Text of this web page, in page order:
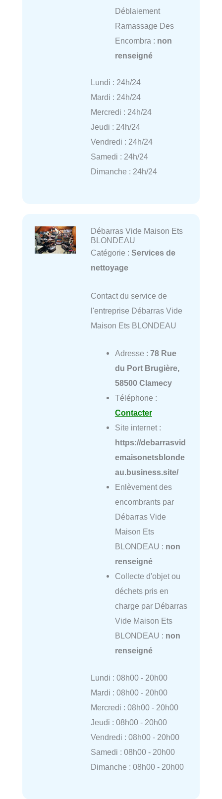
Déblaiement
Ramassage Des
Encombra : non
renseigné
Lundi : 24h/24
Mardi : 24h/24
Mercredi : 24h/24
Jeudi : 24h/24
Vendredi : 24h/24
Samedi : 24h/24
Dimanche : 24h/24
Débarras Vide Maison Ets
BLONDEAU
Catégorie : Services de
nettoyage
Contact du service de
l'entreprise Débarras Vide
Maison Ets BLONDEAU
Adresse : 78 Rue
du Port Brugière,
58500 Clamecy
Téléphone :
Contacter
Site internet :
https://debarrasvid
emaisonetsblonde
au.business.site/
Enlèvement des
encombrants par
Débarras Vide
Maison Ets
BLONDEAU : non
renseigné
Collecte d'objet ou
déchets pris en
charge par Débarras
Vide Maison Ets
BLONDEAU : non
renseigné
Lundi : 08h00 - 20h00
Mardi : 08h00 - 20h00
Mercredi : 08h00 - 20h00
Jeudi : 08h00 - 20h00
Vendredi : 08h00 - 20h00
Samedi : 08h00 - 20h00
Dimanche : 08h00 - 20h00